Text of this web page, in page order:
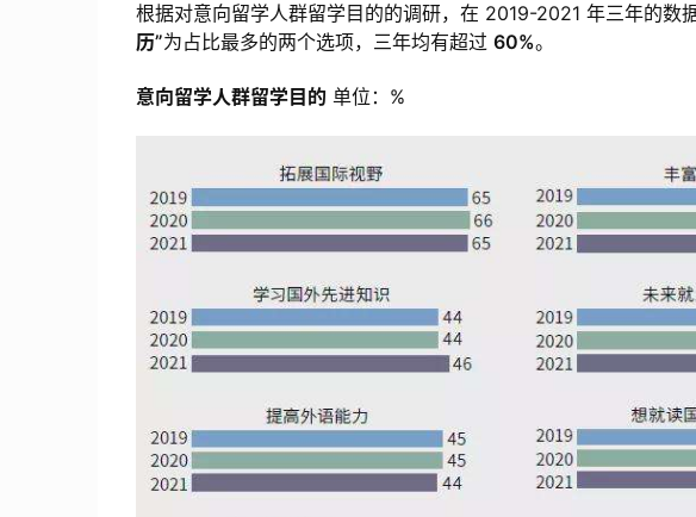
根据对意向留学人群留学目的的调研，在 2019-2021 年三年的数据
历”为占比最多的两个选项，三年均有超过 60%。
意向留学人群留学目的 单位：%